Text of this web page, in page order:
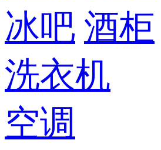
冰吧 酒柜
洗衣机
空调